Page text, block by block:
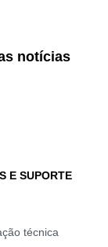
notícias
E SUPORTE
técnica